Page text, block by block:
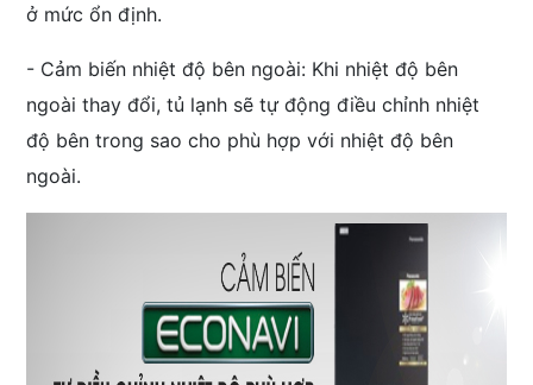
ở mức ổn định.
- Cảm biến nhiệt độ bên ngoài: Khi nhiệt độ bên
ngoài thay đổi, tủ lạnh sẽ tự động điều chỉnh nhiệt
độ bên trong sao cho phù hợp với nhiệt độ bên
ngoài.